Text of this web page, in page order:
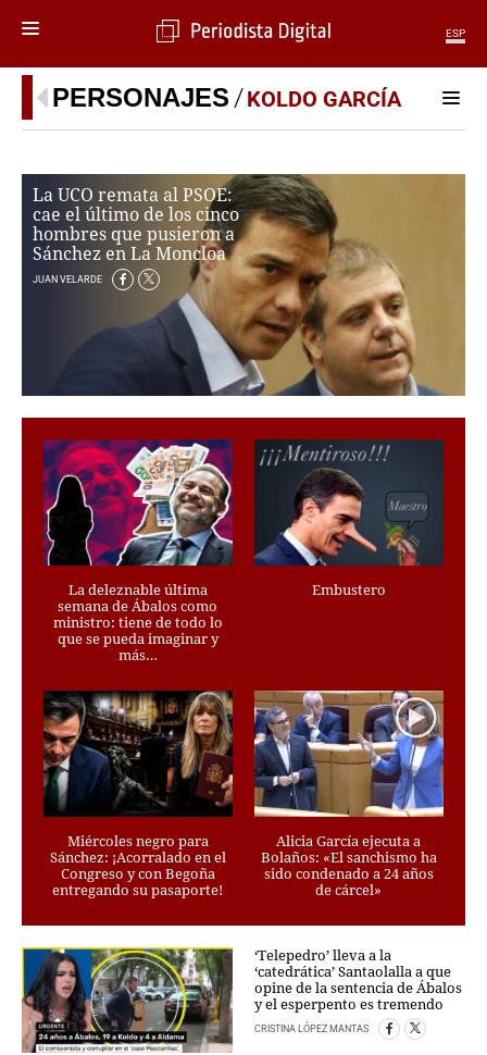
ESP
MENÚ
SECCIONES
MUNDO
PERIODISMO
ECONOMÍA
DEPORTES
TECNOLOGÍA
MAGAZINE
OTRAS WEBS
CRIMEN Y CASTIGO
MOTOR
TRAVELLERS
EXPERTOS
GASTRONOMÍA
ESCAPARATE
24X7
LA RETAGUARDIA
LA BURBUJA
DIRECTORIOS
LO ÚLTIMO
BLOGS
VÍDEOS
TEMAS
PERSONAJES
ORGANISMOS
LUGARES
PERSONAJES KOLDO GARCÍA
La UCO remata al PSOE:
cae el último de los cinco
hombres que pusieron a
Sánchez en La Moncloa
JUAN VELARDE
La deleznable última
semana de Ábalos como
ministro: tiene de todo lo
que se pueda imaginar y
más…
Embustero
Miércoles negro para
Sánchez: ¡Acorralado en el
Congreso y con Begoña
entregando su pasaporte!
Alicia García ejecuta a
Bolaños: «El sanchismo ha
sido condenado a 24 años
de cárcel»
‘Telepedro’ lleva a la
‘catedrática’ Santaolalla a que
opine de la sentencia de Ábalos
y el esperpento es tremendo
CRISTINA LÓPEZ MANTAS